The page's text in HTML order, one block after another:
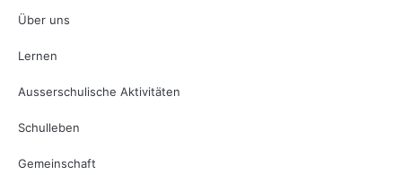
Über uns
Lernen
Ausserschulische Aktivitäten
Schulleben
Gemeinschaft